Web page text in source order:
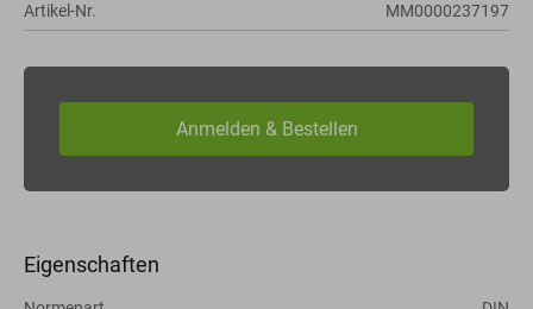
Artikel-Nr. MM0000237197
Eigenschaften